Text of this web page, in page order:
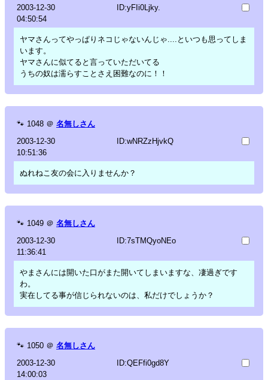
2003-12-30
04:50:54
ID:yFIi0Ljky.
ヤマさんってやっぱりネコじゃないんじゃ....といつも思ってしま
います。
ヤマさんに似てると言っていただいてる
うちの奴は濡らすことさえ困難なのに！！
🐾 1048 ＠ 名無しさん
2003-12-30
10:51:36
ID:wNRZzHjvkQ
ぬれねこ友の会に入りませんか？
🐾 1049 ＠ 名無しさん
2003-12-30
11:36:41
ID:7sTMQyoNEo
やまさんには開いた口がまた開いてしまいますな、凄過ぎです
わ。
実在してる事が信じられないのは、私だけでしょうか？
🐾 1050 ＠ 名無しさん
2003-12-30
14:00:03
ID:QEFfi0gd8Y